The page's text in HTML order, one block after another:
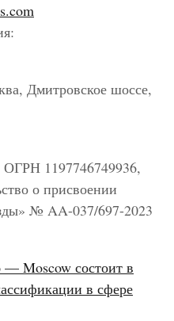
Дмитровское шоссе,
1197746749936,
о присвоении
№ AA-037/697-2023
— Moscow состоит в
в сфере